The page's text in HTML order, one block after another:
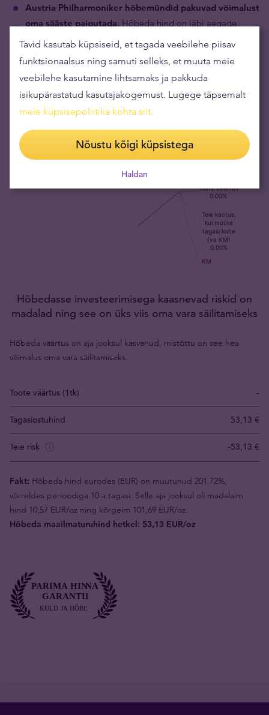
Austria Philharmoniker hõbemündid pakuvad võimalust
oma sääste paigutada. Hõbeda hind on läbi aegade
olnud madalam kui kullal, mis annab võimaluse
investeerida korraga väiksemaid summasid. Hõbedat
eelistavad ka need, kes lihtsalt soovivad sama raha eest
saada suurema koguse väärismetalli ning loodavad
hõbeda hinna kiiremat kasvu.
Hõbedasse investeerimisega kaasnevad riskid on
madalad ning see on üks viis oma vara säilitamiseks
Hõbeda väärtus on aja jooksul kasvanud, mistõttu on see hea
võimalus oma vara säilitamiseks.
Toote väärtus (1tk) -
Tagasiostuhind 53,13 €
Teie risk -53,13 €
Fakt: Hõbeda hind eurodes (EUR) on muutunud 201.72%,
võrreldes perioodiga 10 a tagasi. Selle aja jooksul oli madalaim
hind 10,57 EUR/oz ning kõrgeim 101,69 EUR/oz.
Hõbeda maailmaturuhind hetkel: 53,13 EUR/oz
Tavid kasutab küpsiseid, et tagada veebilehe piisav
funktsionaalsus ning samuti selleks, et muuta meie
veebilehe kasutamine lihtsamaks ja pakkuda
isikupärastatud kasutajakogemust. Lugege täpsemalt
meie küpsisepoliitika kohta siit.
Nõustu kõigi küpsistega
Haldan